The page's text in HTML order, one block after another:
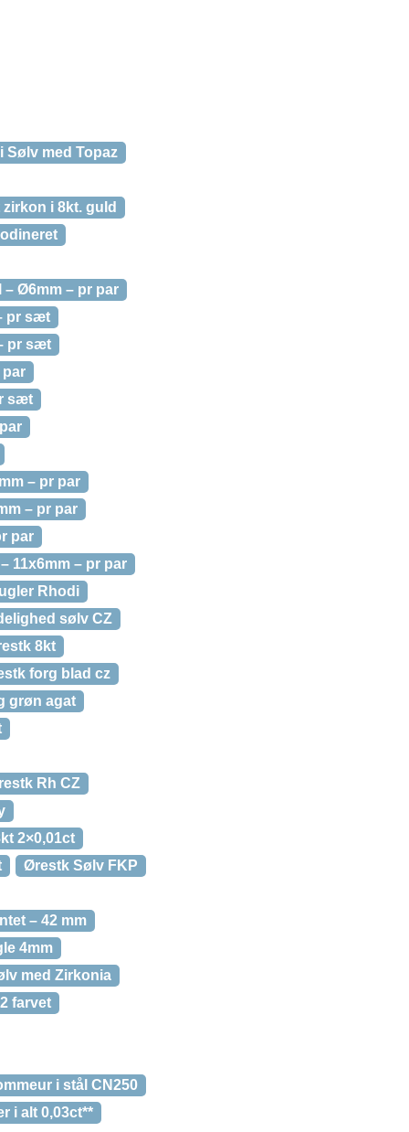
Sølv med Topaz
i 8kt. guld
Ø6mm – pr par
pr sæt
pr sæt
par
sæt
– pr par
– pr par
par
11x6mm – pr par
Rhodi
sølv CZ
8kt
forg blad cz
grøn agat
Rh CZ
2×0,01ct
Ørestk Sølv FKP
– 42 mm
4mm
med Zirkonia
farvet
i stål CN250
i alt 0,03ct**